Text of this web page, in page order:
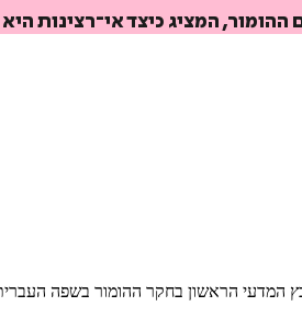
המציג כיצד אי־רצינות היא
המדעי הראשון בחקר ההומור בשפה